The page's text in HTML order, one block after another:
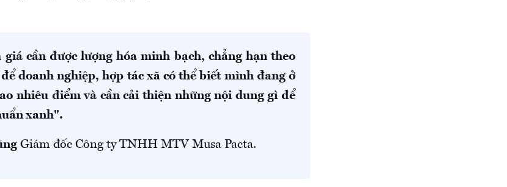
cần được lượng hóa minh bạch, chẳng hạn theo
doanh nghiệp, hợp tác xã có thể biết mình đang ở
nhiêu điểm và cần cải thiện những nội dung gì để
xanh".
Giám đốc Công ty TNHH MTV Musa Pacta.